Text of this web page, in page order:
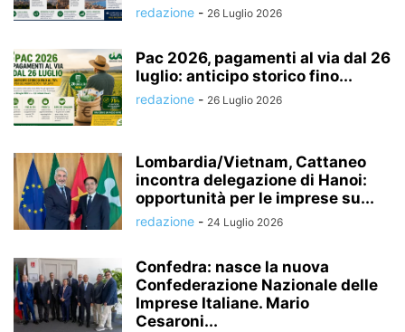
redazione - 26 Luglio 2026
Pac 2026, pagamenti al via dal 26
luglio: anticipo storico fino...
redazione - 26 Luglio 2026
Lombardia/Vietnam, Cattaneo
incontra delegazione di Hanoi:
opportunità per le imprese su...
redazione - 24 Luglio 2026
Confedra: nasce la nuova
Confederazione Nazionale delle
Imprese Italiane. Mario
Cesaroni...